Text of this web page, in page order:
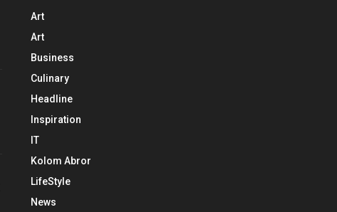
Art
Art
Business
Culinary
Headline
Inspiration
IT
Kolom Abror
LifeStyle
News